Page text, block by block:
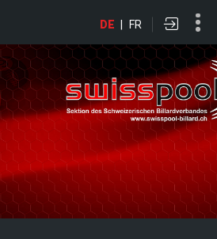
DE | FR